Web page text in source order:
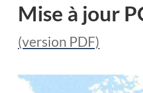
Mise à jour
(version PDF)